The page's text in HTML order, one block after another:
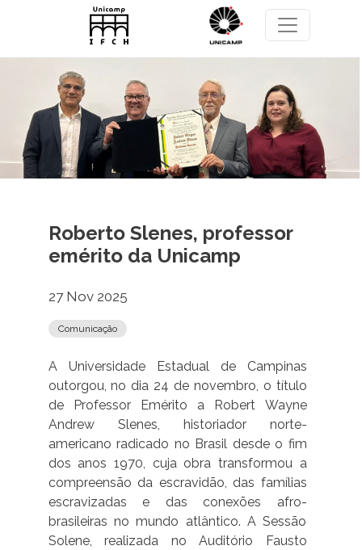
Pular para o conteúdo principal
Roberto Slenes, professor
emérito da Unicamp
27 Nov 2025
Comunicação
A Universidade Estadual de Campinas
outorgou, no dia 24 de novembro, o título
de Professor Emérito a Robert Wayne
Andrew Slenes, historiador norte-
americano radicado no Brasil desde o fim
dos anos 1970, cuja obra transformou a
compreensão da escravidão, das famílias
escravizadas e das conexões afro-
brasileiras no mundo atlântico. A Sessão
Solene, realizada no Auditório Fausto